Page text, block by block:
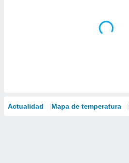
Actualidad Mapa de temperatura